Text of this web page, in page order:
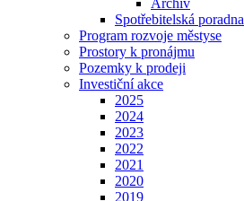
Archiv
Spotřebitelská poradna
Program rozvoje městyse
Prostory k pronájmu
Pozemky k prodeji
Investiční akce
2025
2024
2023
2022
2021
2020
2019